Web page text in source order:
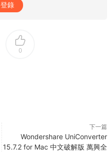
登錄
0
下一篇
Wondershare UniConverter
15.7.2 for Mac 中文破解版 萬興全